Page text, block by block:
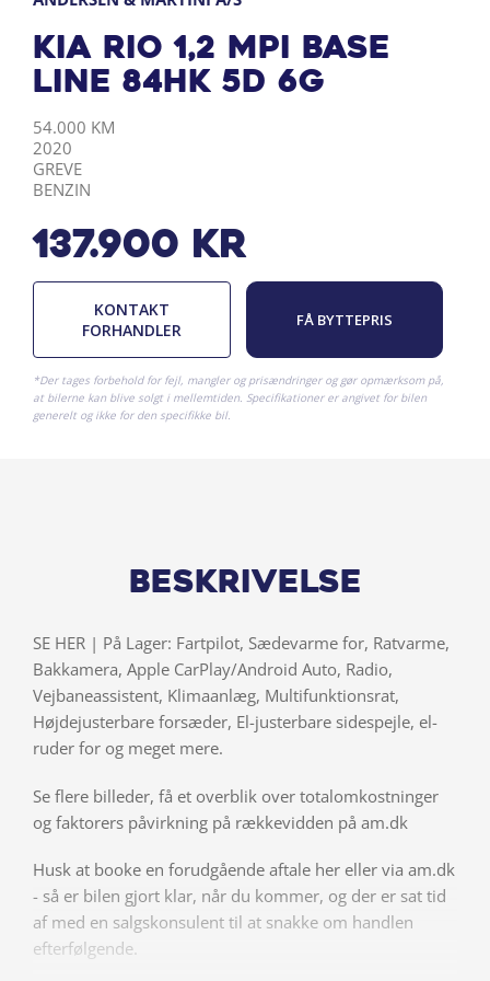
Kia Rio 1,2 MPI Base
Line 84HK 5d 6g
KILOMETER
54.000 KM
ÅRGANG
2020
BY
GREVE
DRIVMIDDEL
BENZIN
137.900 kr
KONTAKT
FORHANDLER
FÅ BYTTEPRIS
*Der tages forbehold for fejl, mangler og prisændringer og gør opmærksom på,
at bilerne kan blive solgt i mellemtiden. Specifikationer er angivet for bilen
generelt og ikke for den specifikke bil.
Beskrivelse
SE HER | På Lager: Fartpilot, Sædevarme for, Ratvarme,
Bakkamera, Apple CarPlay/Android Auto, Radio,
Vejbaneassistent, Klimaanlæg, Multifunktionsrat,
Højdejusterbare forsæder, El-justerbare sidespejle, el-
ruder for og meget mere.
Se flere billeder, få et overblik over totalomkostninger
og faktorers påvirkning på rækkevidden på am.dk
Husk at booke en forudgående aftale her eller via am.dk
- så er bilen gjort klar, når du kommer, og der er sat tid
af med en salgskonsulent til at snakke om handlen
efterfølgende.